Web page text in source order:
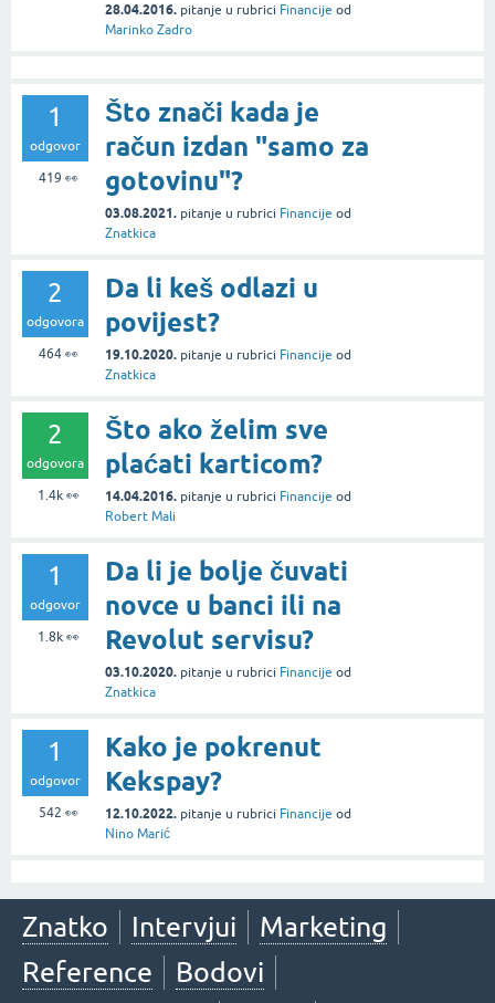
28.04.2016. pitanje u rubrici Financije od
Marinko Zadro
1
odgovor
419 👀
Što znači kada je
račun izdan "samo za
gotovinu"?
03.08.2021. pitanje u rubrici Financije od
Znatkica
2
odgovora
464👀
Da li keš odlazi u
povijest?
19.10.2020. pitanje u rubrici Financije od
Znatkica
2
odgovora
1.4k👀
Što ako želim sve
plaćati karticom?
14.04.2016. pitanje u rubrici Financije od
Robert Mali
1
odgovor
1.8k👀
Da li je bolje čuvati
novce u banci ili na
Revolut servisu?
03.10.2020. pitanje u rubrici Financije od
Znatkica
1
odgovor
542 👀
Kako je pokrenut
Kekspay?
12.10.2022. pitanje u rubrici Financije od
Nino Marić
Znatko Intervjui
Marketing
Reference
Bodovi